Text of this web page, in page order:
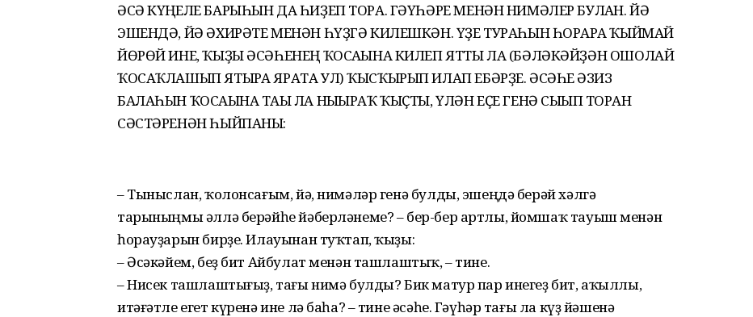
ӘСӘ КҮҢЕЛЕ БАРЫҺЫН ДА ҺИҘЕП ТОРА. ГӘҮҺӘРЕ МЕНӘН НИМӘЛЕР БУЛҒАН. ЙӘ
ЭШЕНДӘ, ЙӘ ӘХИРӘТЕ МЕНӘН ҺҮҘГӘ КИЛЕШКӘН. ҮҘЕ ТУРАҺЫН ҺОРАРҒА ҠЫЙМАЙ
ЙӨРӨЙ ИНЕ, ҠЫҘЫ ӘСӘҺЕНЕҢ ҠОСАҒЫНА КИЛЕП ЯТТЫ ЛА (БӘЛӘКӘЙҘӘН ОШОЛАЙ
ҠОСАҠЛАШЫП ЯТЫРҒА ЯРАТА УЛ) ҠЫСҠЫРЫП ИЛАП ЕБӘРҘЕ. ӘСӘҺЕ ҒӘЗИЗ
БАЛАҺЫН ҠОСАҒЫНА ТАҒЫ ЛА НЫҒЫРАҠ ҠЫҪТЫ, ҮЛӘН ЕҪЕ ГЕНӘ СЫҒЫП ТОРҒАН
СӘСТӘРЕНӘН ҺЫЙПАНЫ:
– Тыныслан, ҡолонсағым, йә, нимәләр генә булды, эшеңдә берәй хәлгә
тарыныңмы әллә берәйһе йәберләнеме? – бер-бер артлы, йомшаҡ тауыш менән
һорауҙарын бирҙе. Илауынан туҡтап, ҡыҙы:
– Әсәкәйем, беҙ бит Айбулат менән ташлаштыҡ, – тине.
– Нисек ташлаштығыҙ, тағы нимә булды? Бик матур пар инегеҙ бит, аҡыллы,
итәғәтле егет күренә ине лә баһа? – тине әсәһе. Гәүһәр тағы ла күҙ йәшенә